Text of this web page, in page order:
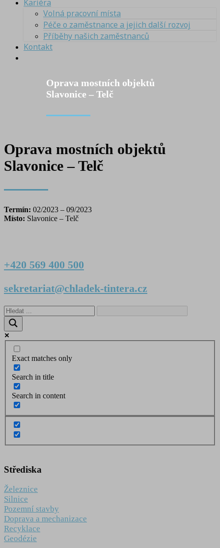
Kariéra
Volná pracovní místa
Péče o zaměstnance a jejich další rozvoj
Příběhy našich zaměstnanců
Kontakt
Oprava mostních objektů
Slavonice – Telč
Oprava mostních objektů
Slavonice – Telč
Termín: 02/2023 – 09/2023
Místo: Slavonice – Telč
+420 569 400 500
sekretariat@chladek-tintera.cz
Exact matches only
Search in title
Search in content
Střediska
Železnice
Silnice
Pozemní stavby
Doprava a mechanizace
Recyklace
Geodézie